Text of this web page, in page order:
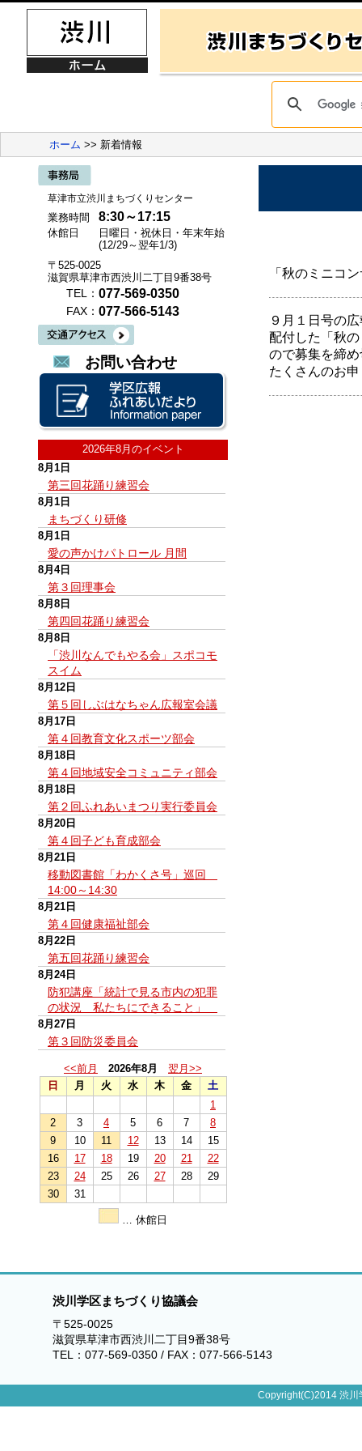
ホーム >> 新着情報
草津市立渋川まちづくりセンター
業務時間 8:30～17:15
休館日
日曜日・祝休日・年末年始
(12/29～翌年1/3)
〒525-0025
滋賀県草津市西渋川二丁目9番38号
TEL： 077-569-0350
FAX： 077-566-5143
お問い合わせ
2026年8月のイベント
8月1日
第三回花踊り練習会
8月1日
まちづくり研修
8月1日
愛の声かけパトロール 月間
8月4日
第３回理事会
8月8日
第四回花踊り練習会
8月8日
「渋川なんでもやる会」スポコモ
スイム
8月12日
第５回しぶはなちゃん広報室会議
8月17日
第４回教育文化スポーツ部会
8月18日
第４回地域安全コミュニティ部会
8月18日
第２回ふれあいまつり実行委員会
8月20日
第４回子ども育成部会
8月21日
移動図書館「わかくさ号」巡回
14:00～14:30
8月21日
第４回健康福祉部会
8月22日
第五回花踊り練習会
8月24日
防犯講座「統計で見る市内の犯罪
の状況 私たちにできること」
8月27日
第３回防災委員会
<<前月 2026年8月
翌月>>
日
月 火 水 木 金
土
1
2
3 4 5 6 7
8
9
10 11 12 13 14
15
16
17 18 19 20 21
22
23
24 25 26 27 28
29
30
31
… 休館日
「秋のミニコ
９月１日号の
配付した「秋
ので募集を締
たくさんのお
渋川学区まちづくり協議会
〒525-0025
滋賀県草津市西渋川二丁目9番38号
TEL：077-569-0350 / FAX：077-566-5143
Copyright(C)2014 渋川